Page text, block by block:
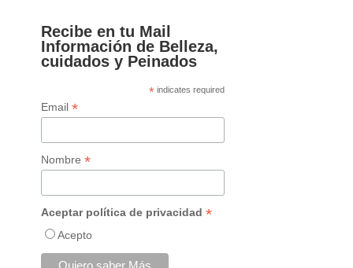
Recibe en tu Mail
Información de Belleza,
cuidados y Peinados
* indicates required
Email*
Nombre*
Aceptar política de privacidad*
Acepto